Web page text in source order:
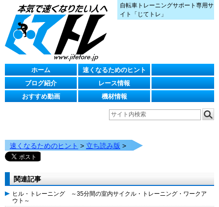
自転車トレーニングサポート専用サ
イト「じてトレ」
ホーム
速くなるためのヒント
ブログ紹介
レース情報
おすすめ動画
機材情報
速くなるためのヒント > 立ち読み版 >
関連記事
ヒル・トレーニング ～35分間の室内サイクル・トレーニング・ワークア
ウト～